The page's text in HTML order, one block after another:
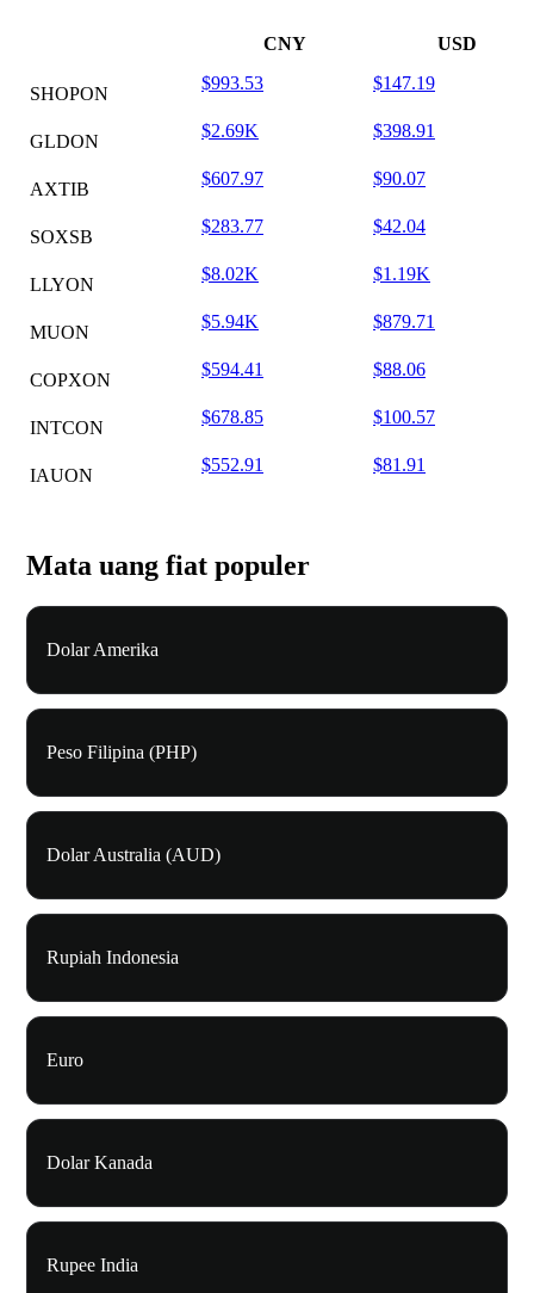
CNY USD
SHOPON
$993.53 $147.19
GLDON
$2.69K $398.91
AXTIB
$607.97 $90.07
SOXSB
$283.77 $42.04
LLYON
$8.02K $1.19K
MUON
$5.94K $879.71
COPXON
$594.41 $88.06
INTCON
$678.85 $100.57
IAUON
$552.91 $81.91
Mata uang fiat populer
Dolar Amerika
Peso Filipina (PHP)
Dolar Australia (AUD)
Rupiah Indonesia
Euro
Dolar Kanada
Rupee India